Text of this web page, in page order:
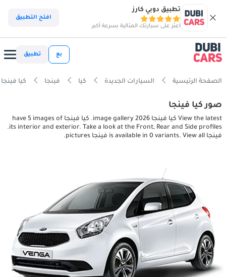
تطبيق دوبي كارز
اعثر على سيارتك المثالية بسرعة أكبر
افتح التطبيق
بع تطبيق
الصفحة الرئيسية السيارات الجديدة كيا فينجا كيا فينجا interior, exterior pictures
صور كيا فينجا
View the latest كيا فينجا 2026 image gallery. كيا فينجا have 5 images of
its interior and exterior. Take a look at the Front, Rear and Side profiles.
فينجا is available in 0 variants. View all فينجا pictures.